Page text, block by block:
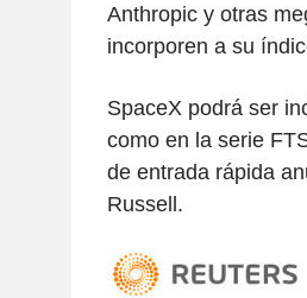
Anthropic y otras
incorporen a su
SpaceX podrá ser
como en la serie
de entrada rápida
Russell.